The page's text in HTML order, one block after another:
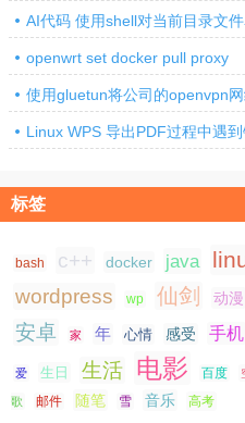
AI代码 使用shell对当前目录文
openwrt set docker pull proxy
使用gluetun将公司的openvpn
Linux WPS 导出PDF过程中遇
标签
bash c++ docker java
wordpress wp 仙剑 动漫
安卓 家 年 心情 感受 手机
爱 生日 生活 电影 百度
歌 邮件 随笔 雪 音乐 高考